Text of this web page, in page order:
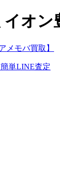
オン